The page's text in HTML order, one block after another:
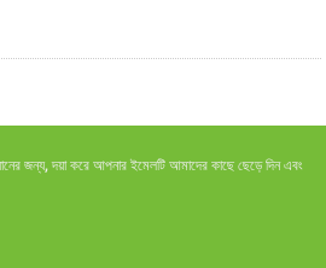
জন্য, দয়া করে আপনার ইমেলটি আমাদের কাছে ছেড়ে দিন এবং